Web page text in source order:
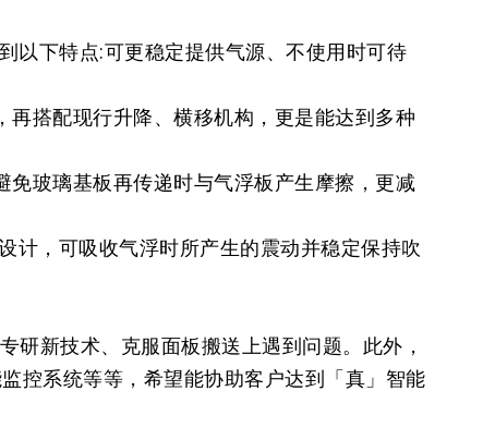
以下特点:可更稳定提供气源、不使用时可待
搭配现行升降、横移机构，更是能达到多种
玻璃基板再传递时与气浮板产生摩擦，更减
计，可吸收气浮时所产生的震动并稳定保持吹
研新技术、克服面板搬送上遇到问题。此外，
控系统等等，希望能协助客户达到「真」智能